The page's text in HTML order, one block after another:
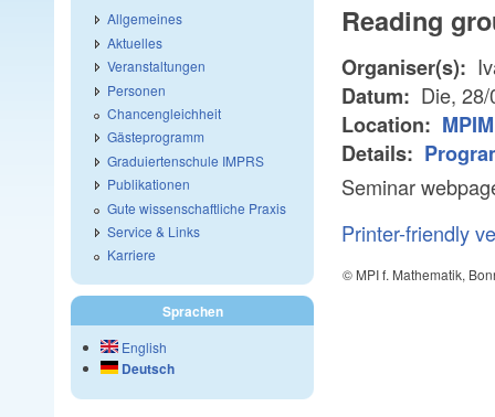
Reading
Organiser(s):
Datum: Die,
Location:
Details:
Seminar
Printer-friendly
© MPI f. Mathematik,
Allgemeines
Aktuelles
Veranstaltungen
Personen
Chancengleichheit
Gästeprogramm
Graduiertenschule IMPRS
Publikationen
Gute wissenschaftliche Praxis
Service & Links
Karriere
Sprachen
English
Deutsch